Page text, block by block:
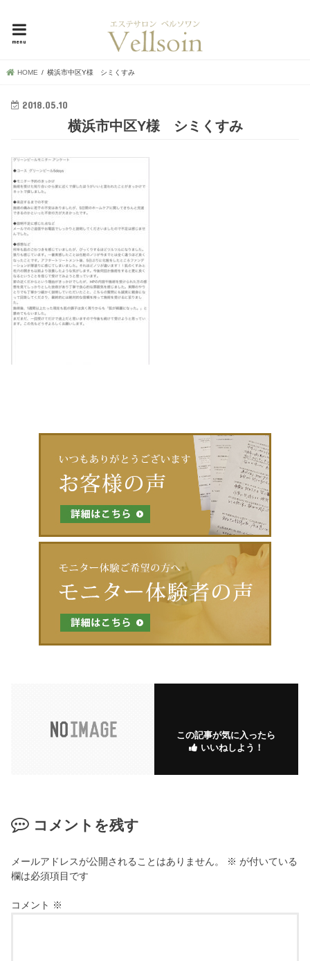
menu
HOME 横浜市中区Y様 シミくすみ
2018.05.10
横浜市中区Y様 シミくすみ
この記事が気に入ったら
いいねしよう！
コメントを残す
メールアドレスが公開されることはありません。 ※ が付いている
欄は必須項目です
コメント ※